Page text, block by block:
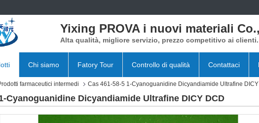
Yixing PROVA i nuovi materiali
Alta qualità, migliore servizio, prezzo competitivo ai clienti.
Chi siamo Fatory Tour Controllo di qualità Contattaci
farmaceutici intermedi Cas 461-58-5 1-Cyanoguanidine Dicyandiamide Ultrafine
Cyanoguanidine Dicyandiamide Ultrafine DICY DCD